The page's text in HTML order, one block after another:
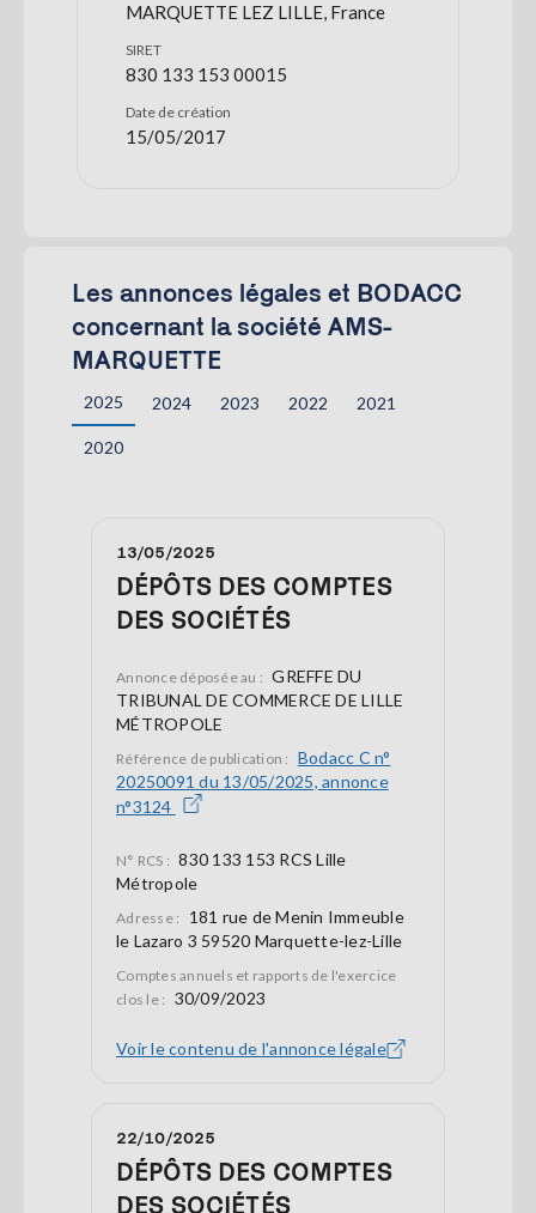
MARQUETTE LEZ LILLE, France
SIRET
830 133 153 00015
Date de création
15/05/2017
Les annonces légales et BODACC
concernant la société AMS-
MARQUETTE
2025 2024 2023 2022 2021
2020
13/05/2025
DÉPÔTS DES COMPTES
DES SOCIÉTÉS
Annonce déposée au : GREFFE DU
TRIBUNAL DE COMMERCE DE LILLE
MÉTROPOLE
Référence de publication : Bodacc C n°
20250091 du 13/05/2025, annonce
n°3124
N° RCS : 830 133 153 RCS Lille
Métropole
Adresse :
181 rue de Menin Immeuble
le Lazaro 3 59520 Marquette-lez-Lille
Comptes annuels et rapports de l'exercice
clos le : 30/09/2023
Voir le contenu de l'annonce légale
22/10/2025
DÉPÔTS DES COMPTES
DES SOCIÉTÉS